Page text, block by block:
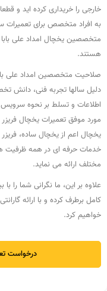
خارجی را خریداری کرده اید و
به افراد متخصص برای تعمیرات
متخصصین یخچال امداد علی
هستند.
صلاحیت متخصصین امداد علی
دلیل سالها تجربه فنی، دانش
اطلاعات و تسلط بر نحوه
مورد موفق تعمیرات یخچال فریزر
یخچال اعم از یخچال ساده،
خدمات حرفه ای در همه ظرفیت
مختلف ارائه می نماید.
علاوه بر این، ما نگرانی شما را
کامل برطرف کرده و با ارائه
خواهیم کرد.
درخواست